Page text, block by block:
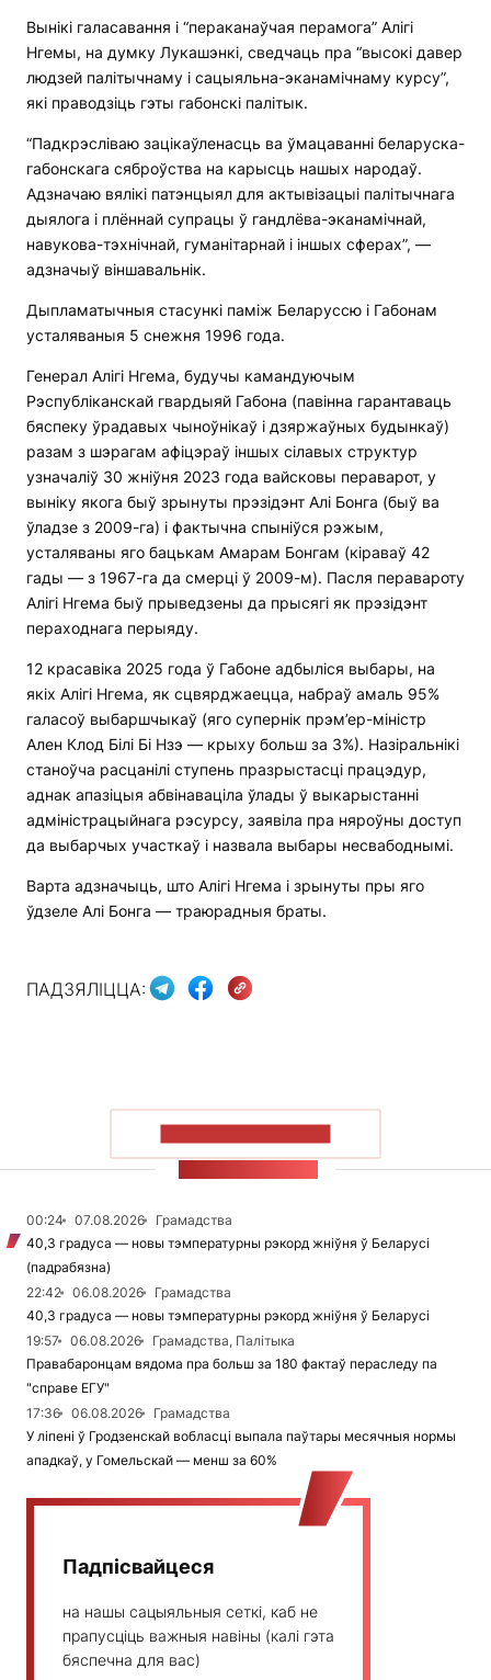
Вынікі галасавання і “пераканаўчая перамога” Алігі
Нгемы, на думку Лукашэнкі, сведчаць пра “высокі давер
людзей палітычнаму і сацыяльна-эканамічнаму курсу”,
які праводзіць гэты габонскі палітык.
“Падкрэсліваю зацікаўленасць ва ўмацаванні беларуска-
габонскага сяброўства на карысць нашых народаў.
Адзначаю вялікі патэнцыял для актывізацыі палітычнага
дыялога і плённай супрацы ў гандлёва-эканамічнай,
навукова-тэхнічнай, гуманітарнай і іншых сферах”, —
адзначыў віншавальнік.
Дыпламатычныя стасункі паміж Беларуссю і Габонам
усталяваныя 5 снежня 1996 года.
Генерал Алігі Нгема, будучы камандуючым
Рэспубліканскай гвардыяй Габона (павінна гарантаваць
бяспеку ўрадавых чыноўнікаў і дзяржаўных будынкаў)
разам з шэрагам афіцэраў іншых сілавых структур
узначаліў 30 жніўня 2023 года вайсковы пераварот, у
выніку якога быў зрынуты прэзідэнт Алі Бонга (быў ва
ўладзе з 2009-га) і фактычна спыніўся рэжым,
усталяваны яго бацькам Амарам Бонгам (кіраваў 42
гады — з 1967-га да смерці ў 2009-м). Пасля перавароту
Алігі Нгема быў прыведзены да прысягі як прэзідэнт
пераходнага перыяду.
12 красавіка 2025 года ў Габоне адбыліся выбары, на
якіх Алігі Нгема, як сцвярджаецца, набраў амаль 95%
галасоў выбаршчыкаў (яго супернік прэм’ер-міністр
Ален Клод Білі Бі Нзэ — крыху больш за 3%). Назіральнікі
станоўча расцанілі ступень празрыстасці працэдур,
аднак апазіцыя абвінаваціла ўлады ў выкарыстанні
адміністрацыйнага рэсурсу, заявіла пра няроўны доступ
да выбарчых участкаў і назвала выбары несвабоднымі.
Варта адзначыць, што Алігі Нгема і зрынуты пры яго
ўдзеле Алі Бонга — траюрадныя браты.
ПАДЗЯЛІЦЦА:
00:24 07.08.2026
Грамадства
40,3 градуса — новы тэмпературны рэкорд жніўня ў Беларусі
(падрабязна)
22:42
06.08.2026
Грамадства
40,3 градуса — новы тэмпературны рэкорд жніўня ў Беларусі
19:57
06.08.2026
Грамадства, Палітыка
Правабаронцам вядома пра больш за 180 фактаў пераследу па
"справе ЕГУ"
17:36
06.08.2026
Грамадства
У ліпені ў Гродзенскай вобласці выпала паўтары месячныя нормы
ападкаў, у Гомельскай — менш за 60%
Падпісвайцеся
на нашы сацыяльныя сеткі, каб не
прапусціць важныя навіны (калі гэта
бяспечна для вас)